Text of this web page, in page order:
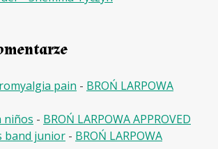
pain - BROŃ LARPOWA
niños - BROŃ LARPOWA APPROVED
band junior - BROŃ LARPOWA